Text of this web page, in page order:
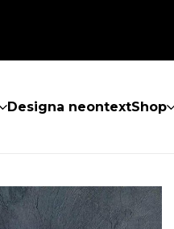
Designa neontextShop